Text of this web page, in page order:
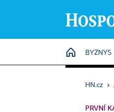
HOME
BYZNYS
HN.cz ›
PRVNÍ